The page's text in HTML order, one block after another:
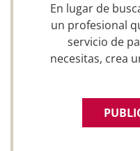
En lugar de
un profesional
servicio de
necesitas, crea